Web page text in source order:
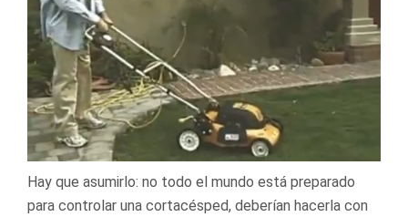
Hay que asumirlo: no todo el mundo está preparado
para controlar una cortacésped, deberían hacerla con